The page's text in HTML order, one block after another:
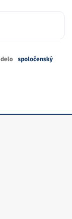
delo spoločenský